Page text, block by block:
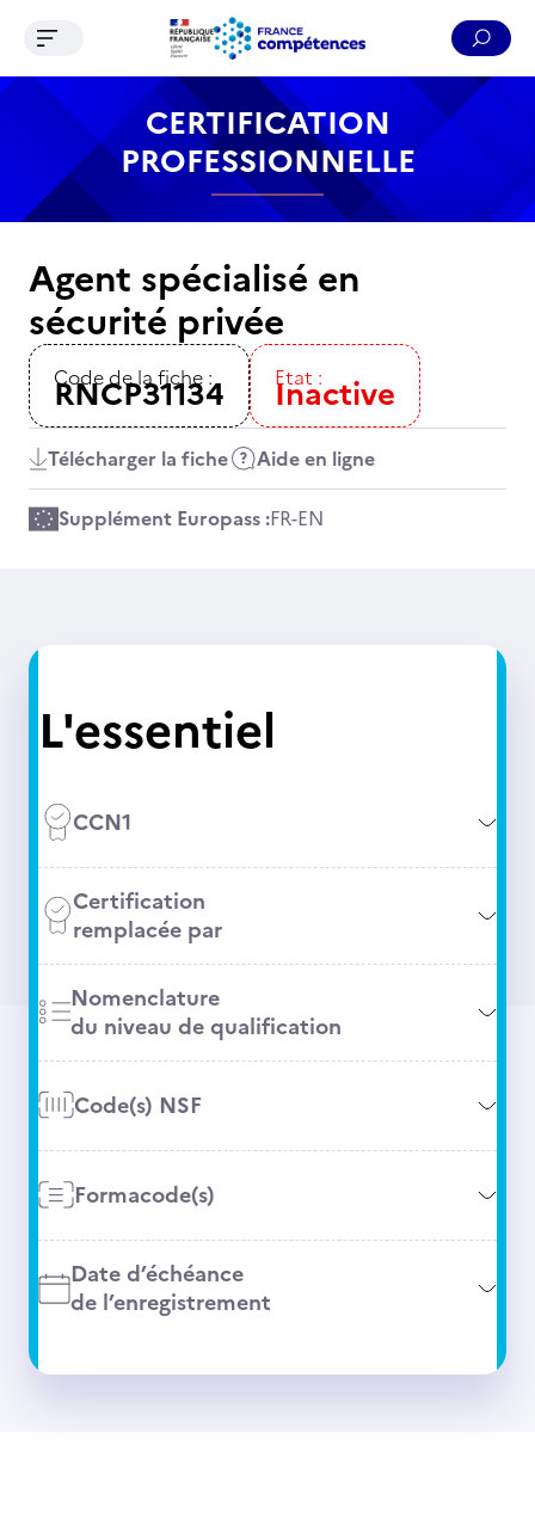
Contenu Recherche Menu Pied de page
Ouvrir le menu de navigation
CERTIFICATION
PROFESSIONNELLE
Agent spécialisé en
sécurité privée
Code de la fiche :
RNCP31134 Etat :
Inactive
Télécharger la fiche Aide en ligne
Supplément Europass :FR-EN
L'essentiel
CCN1
Certification
remplacée par
Nomenclature
du niveau de qualification
Code(s) NSF
Formacode(s)
Date d’échéance
de l’enregistrement